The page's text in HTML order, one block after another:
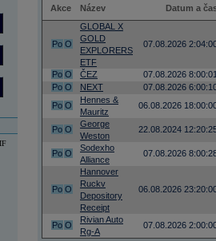
Akce Název Datum a
Po O
GLOBAL X
GOLD
EXPLORERS
ETF
07.08.2026
Po O ČEZ
07.08.2026
Po O NEXT
07.08.2026
Po O
Hennes &
Mauritz
06.08.2026
Po O
George
Weston
22.08.2024
Po O
Sodexho
Alliance
07.08.2026
Po O
Hannover
Ruckv
Depository
Receipt
06.08.2026
Po O
Rivian Auto
Rg-A
07.08.2026